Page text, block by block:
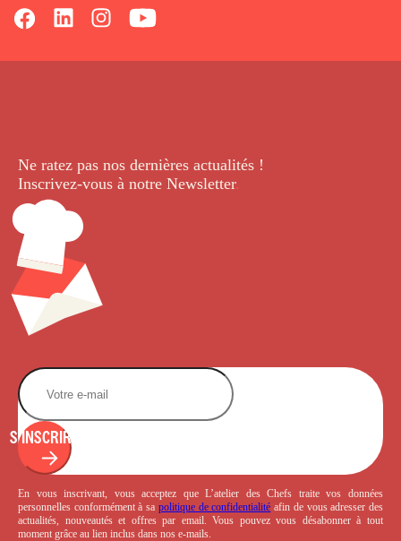
Ne ratez pas nos dernières actualités !
Inscrivez-vous à notre Newsletter.
S'INSCRIRE
En vous inscrivant, vous acceptez que L’atelier des Chefs traite vos données
personnelles conformément à sa politique de confidentialité afin de vous adresser des
actualités, nouveautés et offres par email. Vous pouvez vous désabonner à tout
moment grâce au lien inclus dans nos e-mails.